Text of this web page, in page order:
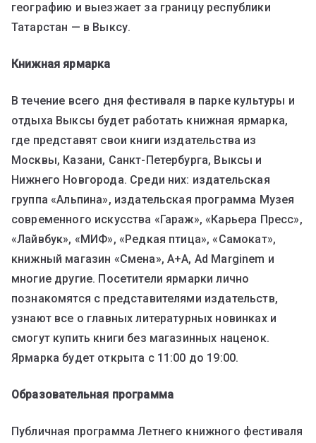
географию и выезжает за границу республики
Татарстан — в Выксу.
Книжная ярмарка
В течение всего дня фестиваля в парке культуры и
отдыха Выксы будет работать книжная ярмарка,
где представят свои книги издательства из
Москвы, Казани, Санкт-Петербурга, Выксы и
Нижнего Новгорода. Среди них: издательская
группа «Альпина», издательская программа Музея
современного искусства «Гараж», «Карьера Пресс»,
«Лайвбук», «МИФ», «Редкая птица», «Самокат»,
книжный магазин «Смена», А+А, Ad Marginem и
многие другие. Посетители ярмарки лично
познакомятся с представителями издательств,
узнают все о главных литературных новинках и
смогут купить книги без магазинных наценок.
Ярмарка будет открыта с 11:00 до 19:00.
Образовательная программа
Публичная программа Летнего книжного фестиваля